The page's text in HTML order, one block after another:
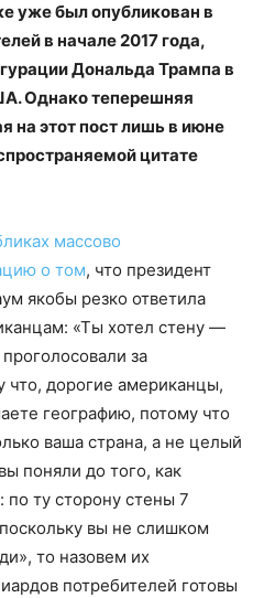
уже был опубликован в
в начале 2017 года,
Дональда Трампа в
Однако теперешняя
на этот пост лишь в июне
цитате
массово
о том, что президент
якобы резко ответила
«Ты хотел стену —
за
что, дорогие американцы,
географию, потому что
ваша страна, а не целый
поняли до того, как
ту сторону стены 7
вы не слишком
то назовем их
потребителей готовы